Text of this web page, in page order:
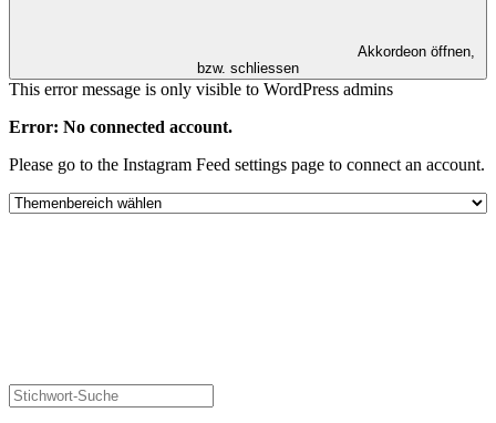
Akkordeon öffnen,
bzw. schliessen
This error message is only visible to WordPress admins
Error: No connected account.
Please go to the Instagram Feed settings page to connect an account.